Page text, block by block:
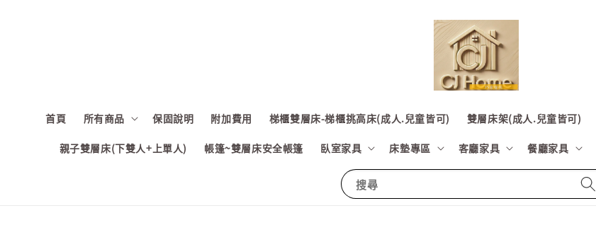
搜尋
首頁 所有商品 保固說明 附加費用 梯櫃雙層床-梯櫃挑高床(成人.兒童皆可) 雙層床架(成人.兒童皆可)
親子雙層床(下雙人+上單人) 帳篷~雙層床安全帳篷 臥室家具 床墊專區 客廳家具 餐廳家具